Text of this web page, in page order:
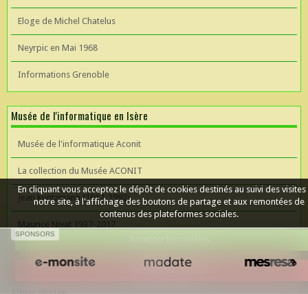
Eloge de Michel Chatelus
Neyrpic en Mai 1968
Informations Grenoble
Musée de l'informatique en Isère
Musée de l'informatique Aconit
La collection du Musée ACONIT
Jean Kuntzmann (1912-1992)
Maurice Nivat 1937-2017
SPONSORS
En cliquant vous acceptez le dépôt de cookies destinés au suivi des visites
notre site, à l'affichage des boutons de partage et aux remontées de
contenus des plateformes sociales.
Refuser les cookies